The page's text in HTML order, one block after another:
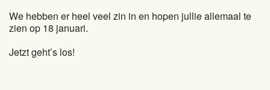
We hebben er heel veel zin in en hopen jullie allemaal te
zien op 18 januari.
Jetzt geht’s los!